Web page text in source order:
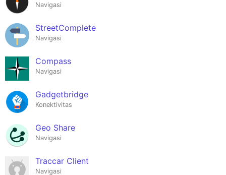
Navigasi
Street­Complete
Navigasi
Compass
Navigasi
Gadgetbridge
Konektivitas
Geo Share
Navigasi
Traccar Client
Navigasi